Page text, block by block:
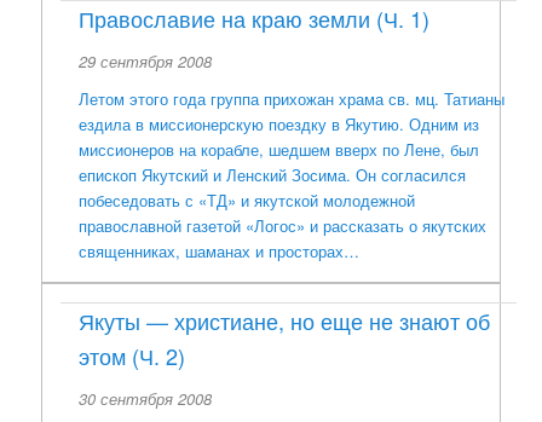
Православие на краю земли (Ч. 1)
29 сентября 2008
Летом этого года группа прихожан храма св. мц. Татианы
ездила в миссионерскую поездку в Якутию. Одним из
миссионеров на корабле, шедшем вверх по Лене, был
епископ Якутский и Ленский Зосима. Он согласился
побеседовать с «ТД» и якутской молодежной
православной газетой «Логос» и рассказать о якутских
священниках, шаманах и просторах…
Якуты — христиане, но еще не знают об
этом (Ч. 2)
30 сентября 2008